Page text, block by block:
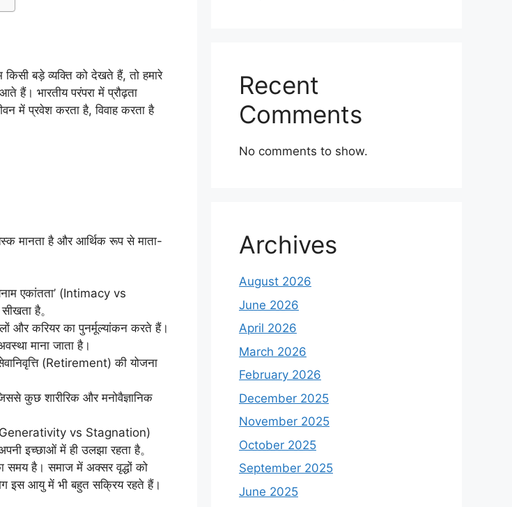
बड़े व्यक्ति को देखते हैं, तो हमारे
हैं। भारतीय परंपरा में प्रौढ़ता
में प्रवेश करता है, विवाह करता है
मानता है और आर्थिक रूप से माता-
एकांतता’ (Intimacy vs
है。
और करियर का पुनर्मूल्यांकन करते हैं।
माना जाता है।
(Retirement) की योजना
कुछ शारीरिक और मनोवैज्ञानिक
(Generativity vs Stagnation)
इच्छाओं में ही उलझा रहता है。
समय है। समाज में अक्सर वृद्धों को
इस आयु में भी बहुत सक्रिय रहते हैं।
Recent
Comments
No comments to show.
Archives
August 2026
June 2026
April 2026
March 2026
February 2026
December 2025
November 2025
October 2025
September 2025
June 2025